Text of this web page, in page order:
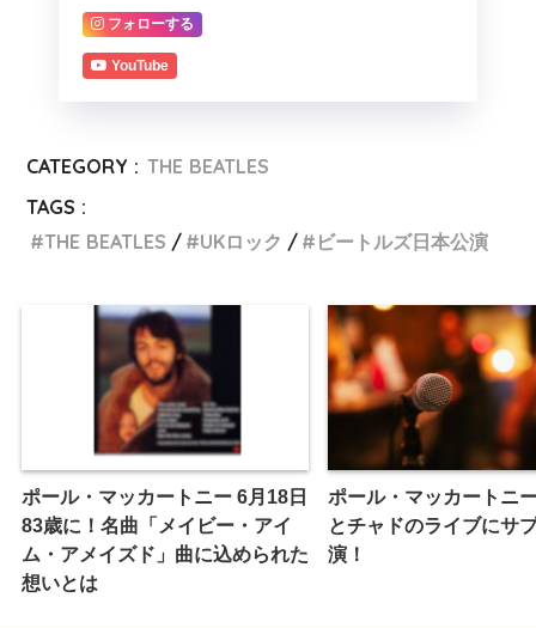
フォローする
YouTube
CATEGORY : THE BEATLES
TAGS :
THE BEATLES
UKロック ビートルズ日本公演
ポール・マッカートニー 6月18日
83歳に！名曲「メイビー・アイ
ム・アメイズド」曲に込められた
想いとは
ポール・マッカートニ
とチャドのライブにサ
演！